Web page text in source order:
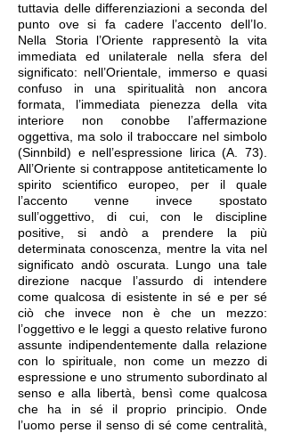
tuttavia delle differenziazioni a seconda del
punto ove si fa cadere l’accento dell’Io.
Nella Storia l’Oriente rappresentò la vita
immediata ed unilaterale nella sfera del
significato: nell’Orientale, immerso e quasi
confuso in una spiritualità non ancora
formata, l’immediata pienezza della vita
interiore non conobbe l’affermazione
oggettiva, ma solo il traboccare nel simbolo
(Sinnbild) e nell’espressione lirica (A. 73).
All’Oriente si contrappose antiteticamente lo
spirito scientifico europeo, per il quale
l’accento venne invece spostato
sull’oggettivo, di cui, con le discipline
positive, si andò a prendere la più
determinata conoscenza, mentre la vita nel
significato andò oscurata. Lungo una tale
direzione nacque l’assurdo di intendere
come qualcosa di esistente in sé e per sé
ciò che invece non è che un mezzo:
l’oggettivo e le leggi a questo relative furono
assunte indipendentemente dalla relazione
con lo spirituale, non come un mezzo di
espressione e uno strumento subordinato al
senso e alla libertà, bensì come qualcosa
che ha in sé il proprio principio. Onde
l’uomo perse il senso di sé come centralità,